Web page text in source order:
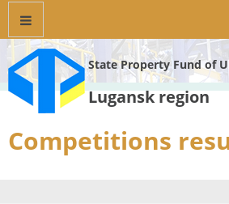
State Property Fund of
Lugansk region
Competitions